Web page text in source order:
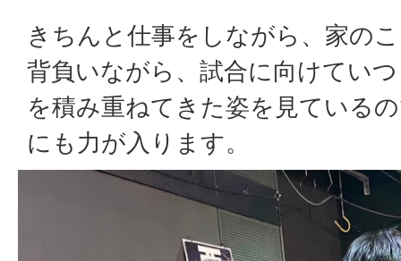
きちんと仕事をしながら、家の
背負いながら、試合に向けてい
を積み重ねてきた姿を見ている
にも力が入ります。